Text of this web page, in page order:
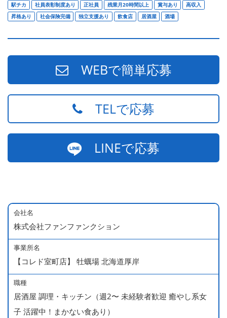
駅チカ
社員表彰制度あり 正社員 残業月20時間以上 賞与あり
高収入
昇格あり
社会保険完備 独立支援あり 飲食店 居酒屋 酒場
WEBで簡単応募
TELで応募
LINEで応募
会社名
株式会社ファンファンクション
事業所名
【コレド室町店】 牡蠣場 北海道厚岸
職種
居酒屋 調理・キッチン（週2〜 未経験者歓迎 癒やし系女
子 活躍中！まかない食あり）